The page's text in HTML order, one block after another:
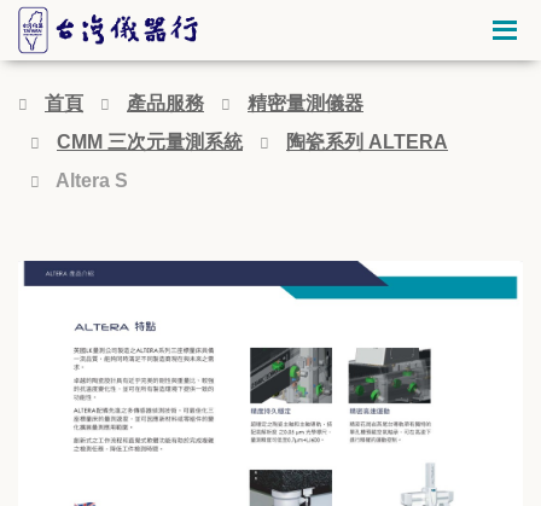
首頁 產品服務
精密量測儀器
CMM 三次元量測系統
陶瓷系列 ALTERA
Altera S